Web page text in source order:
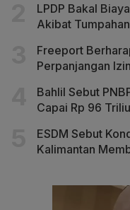
LPDP Bakal
Akibat
Freeport
Perpanjangan
Bahlil Sebut
Capai Rp 96
ESDM Sebut
Kalimantan